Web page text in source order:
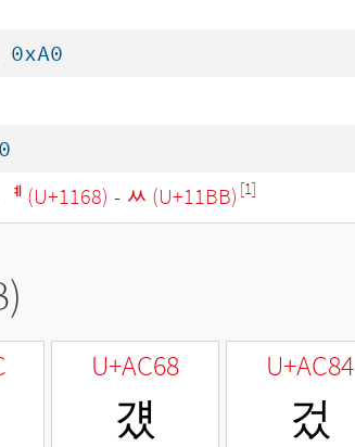
0xA0
ᅨ (U+1168) - ᆻ (U+11BB) [1]
U+AC68
걨
U+AC84
겄